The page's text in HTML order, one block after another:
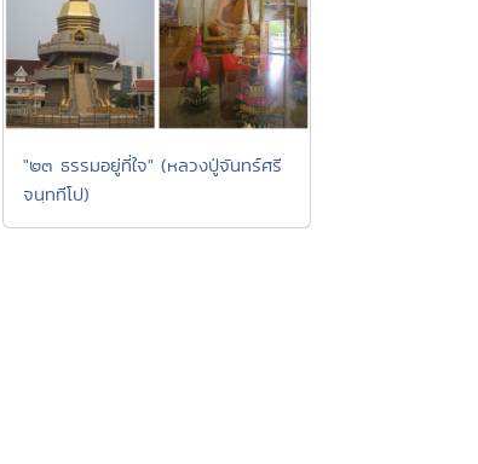
"๒๓ ธรรมอยู่ที่ใจ" (หลวงปู่จันทร์ศรี
จนฺททีโป)